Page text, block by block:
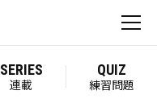
SERIES
連載
QUIZ
練習問題